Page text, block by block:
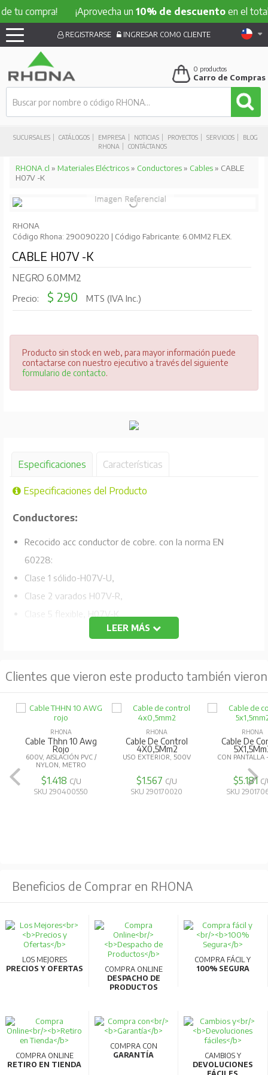
¡Aprovecha un10% de descuentoen el total de tu
SUCURSALES CATÁLOGOS EMPRESA NOTICIAS PROYECTOS SERVICIOS
BLOG
RHONA
CONTÁCTANOS
REGISTRARSE INGRESAR COMO CLIENTE
0 productos
Carro de Compras
RHONA.cl » Materiales Eléctricos» Conductores» Cables» CABLE
H07V -K
RHONA
Código Rhona: 290090220 | Código Fabricante: 6.0MM2 FLEX.
CABLE H07V -K
NEGRO 6.0MM2
Precio: $ 290 MTS (IVA Inc.)
Producto sin stock en web, para mayor información puede
contactarse con nuestro ejecutivo a través del siguiente
formulario de contacto.
Especificaciones Características
Especificaciones del Producto
Conductores:
Recocido acc conductor de cobre. con la norma EN
60228:
Clase 1 sólido-H07V-U,
Clase 2 varados H07V-R,
Clase 5 flexible, H07V-K
Aislamiento: PVC tipo TI compuesto 1
marrón o de otros colores
Instalación en superficie montada o conductos
embebidos o sistemas cerrados similares. Conveniente
para la instalación fija protegida en, o sobre, la
iluminación o para tensiones de hasta 1000 V ac o,
hasta 750 V de corriente continua a la tierra.
LEER MÁS
Clientes que vieron este producto también vieron
RHONA
Cable Thhn 10 Awg
Rojo
600V, AISLACIÓN PVC /
NYLON, METRO
$1.418 C/U
SKU 290400550
RHONA
Cable De Control
4X0,5Mm2
USO EXTERIOR, 500V
$1.567 C/U
SKU 290170020
RHONA
Cable De
CON
$5.181
SKU
Beneficios de Comprar en RHONA
LOS MEJORES
PRECIOS Y OFERTAS
COMPRA ONLINE
DESPACHO DE
PRODUCTOS
COMPRA FÁCIL Y
100% SEGURA
COMPRA ONLINE
RETIRO EN TIENDA
COMPRA CON
GARANTÍA
CAMBIOS Y
DEVOLUCIONES